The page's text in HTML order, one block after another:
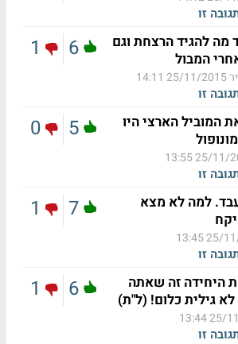
זו
מה להגיד הרצחת וגם
המבול
25/11/2015 14:11
זו
6
1
המוביל הארצי היו
25/11/2015
זו
5
0
למה לא מצא
25/11/
זו
7
1
היחידה זה שאתה
לא גילית כלום! (ל"ת)
25/11/
זו
6
1